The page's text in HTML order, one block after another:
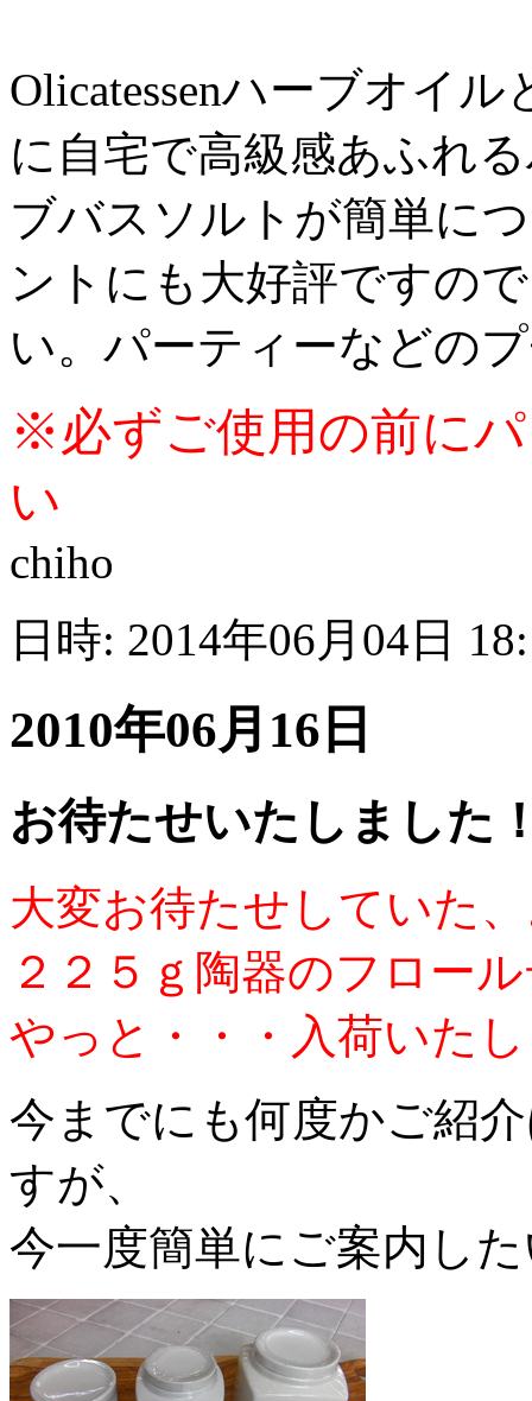
Olicatessenハーブオイ
に自宅で高級感あふれ
ブバスソルトが簡単に
ントにも大好評ですの
い。パーティーなどの
※必ずご使用の前に
い
chiho
日時: 2014年06月04日
2010年06月16日
お待たせいたしました
大変お待たせしていた
２２５ｇ陶器のフロー
やっと・・・入荷いた
今までにも何度かご紹
すが、
今一度簡単にご案内し